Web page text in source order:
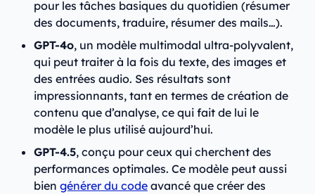
pour les tâches basiques du quotidien (résumer
des documents, traduire, résumer des mails…).
GPT-4o, un modèle multimodal ultra-polyvalent,
qui peut traiter à la fois du texte, des images et
des entrées audio. Ses résultats sont
impressionnants, tant en termes de création de
contenu que d’analyse, ce qui fait de lui le
modèle le plus utilisé aujourd’hui.
GPT-4.5, conçu pour ceux qui cherchent des
performances optimales. Ce modèle peut aussi
bien générer du code avancé que créer des